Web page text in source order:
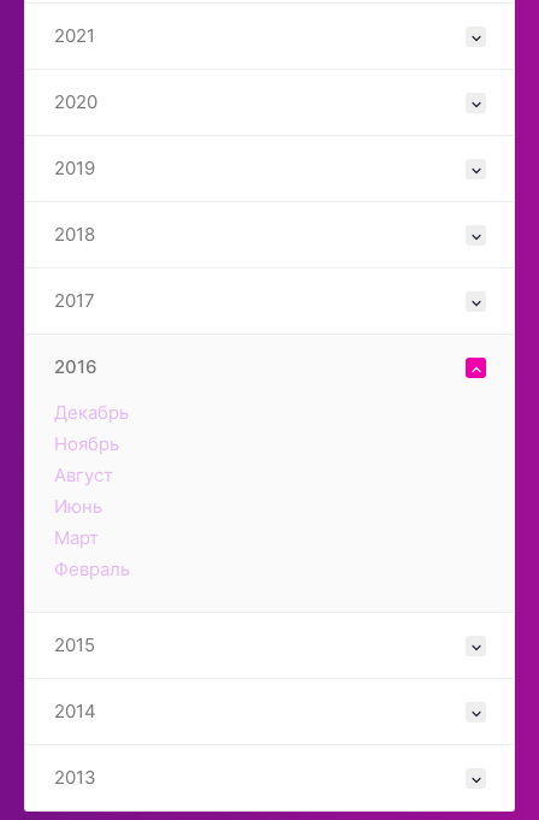
2021
2020
2019
2018
2017
2016
Декабрь
Ноябрь
Август
Июнь
Март
Февраль
2015
2014
2013